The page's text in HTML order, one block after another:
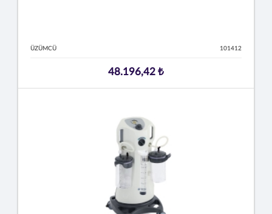
ÜZÜMCÜ 101412
48.196,42 ₺